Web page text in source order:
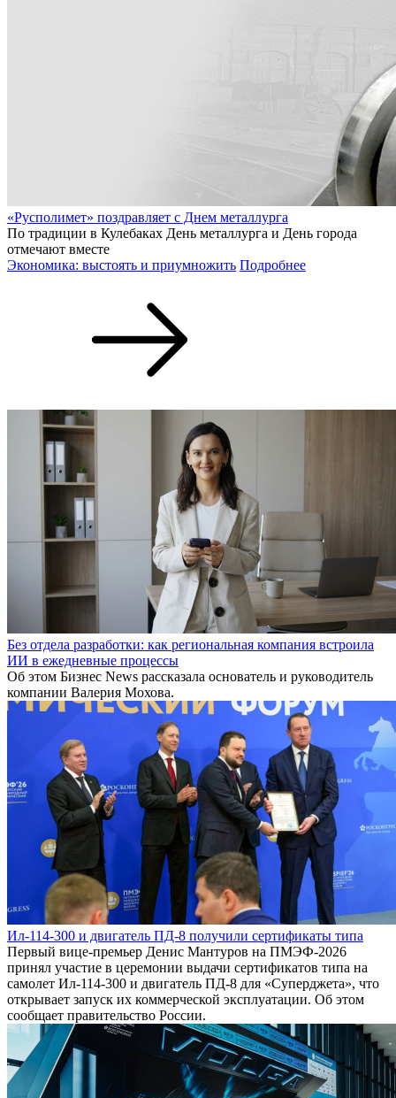
«Русполимет» поздравляет с Днем металлурга
По традиции в Кулебаках День металлурга и День города
отмечают вместе
Экономика: выстоять и приумножить Подробнее
Без отдела разработки: как региональная компания встроила
ИИ в ежедневные процессы
Об этом Бизнес News рассказала основатель и руководитель
компании Валерия Мохова.
Ил-114-300 и двигатель ПД-8 получили сертификаты типа
Первый вице-премьер Денис Мантуров на ПМЭФ-2026
принял участие в церемонии выдачи сертификатов типа на
самолет Ил-114-300 и двигатель ПД-8 для «Суперджета», что
открывает запуск их коммерческой эксплуатации. Об этом
сообщает правительство России.